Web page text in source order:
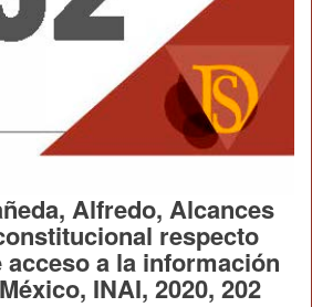
Alfredo, Alcances
respecto
a la información
INAI, 2020, 202